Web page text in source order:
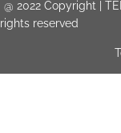
@ 2022 Copyright |
rights reserved